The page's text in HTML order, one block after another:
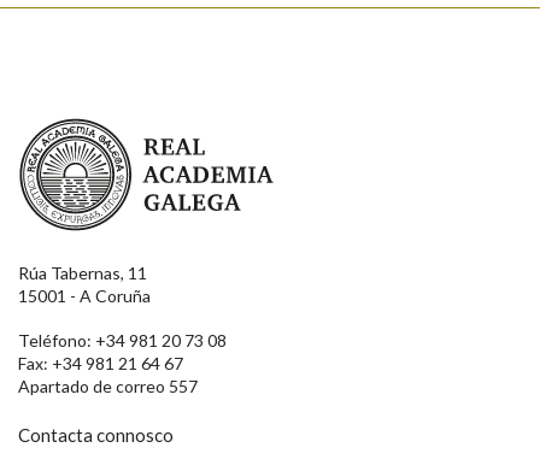
Real Academia Galega
Rúa Tabernas, 11
15001 - A Coruña
Teléfono: +34 981 20 73 08
Fax: +34 981 21 64 67
Apartado de correo 557
Contacta connosco